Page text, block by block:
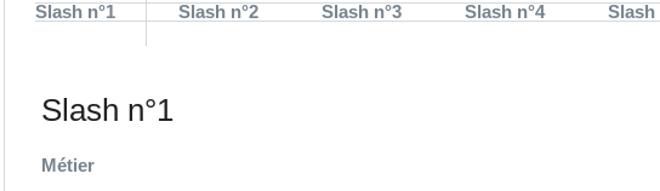
Slash n°1 Slash n°2 Slash n°3 Slash n°4 Slash
Slash n°1
Métier